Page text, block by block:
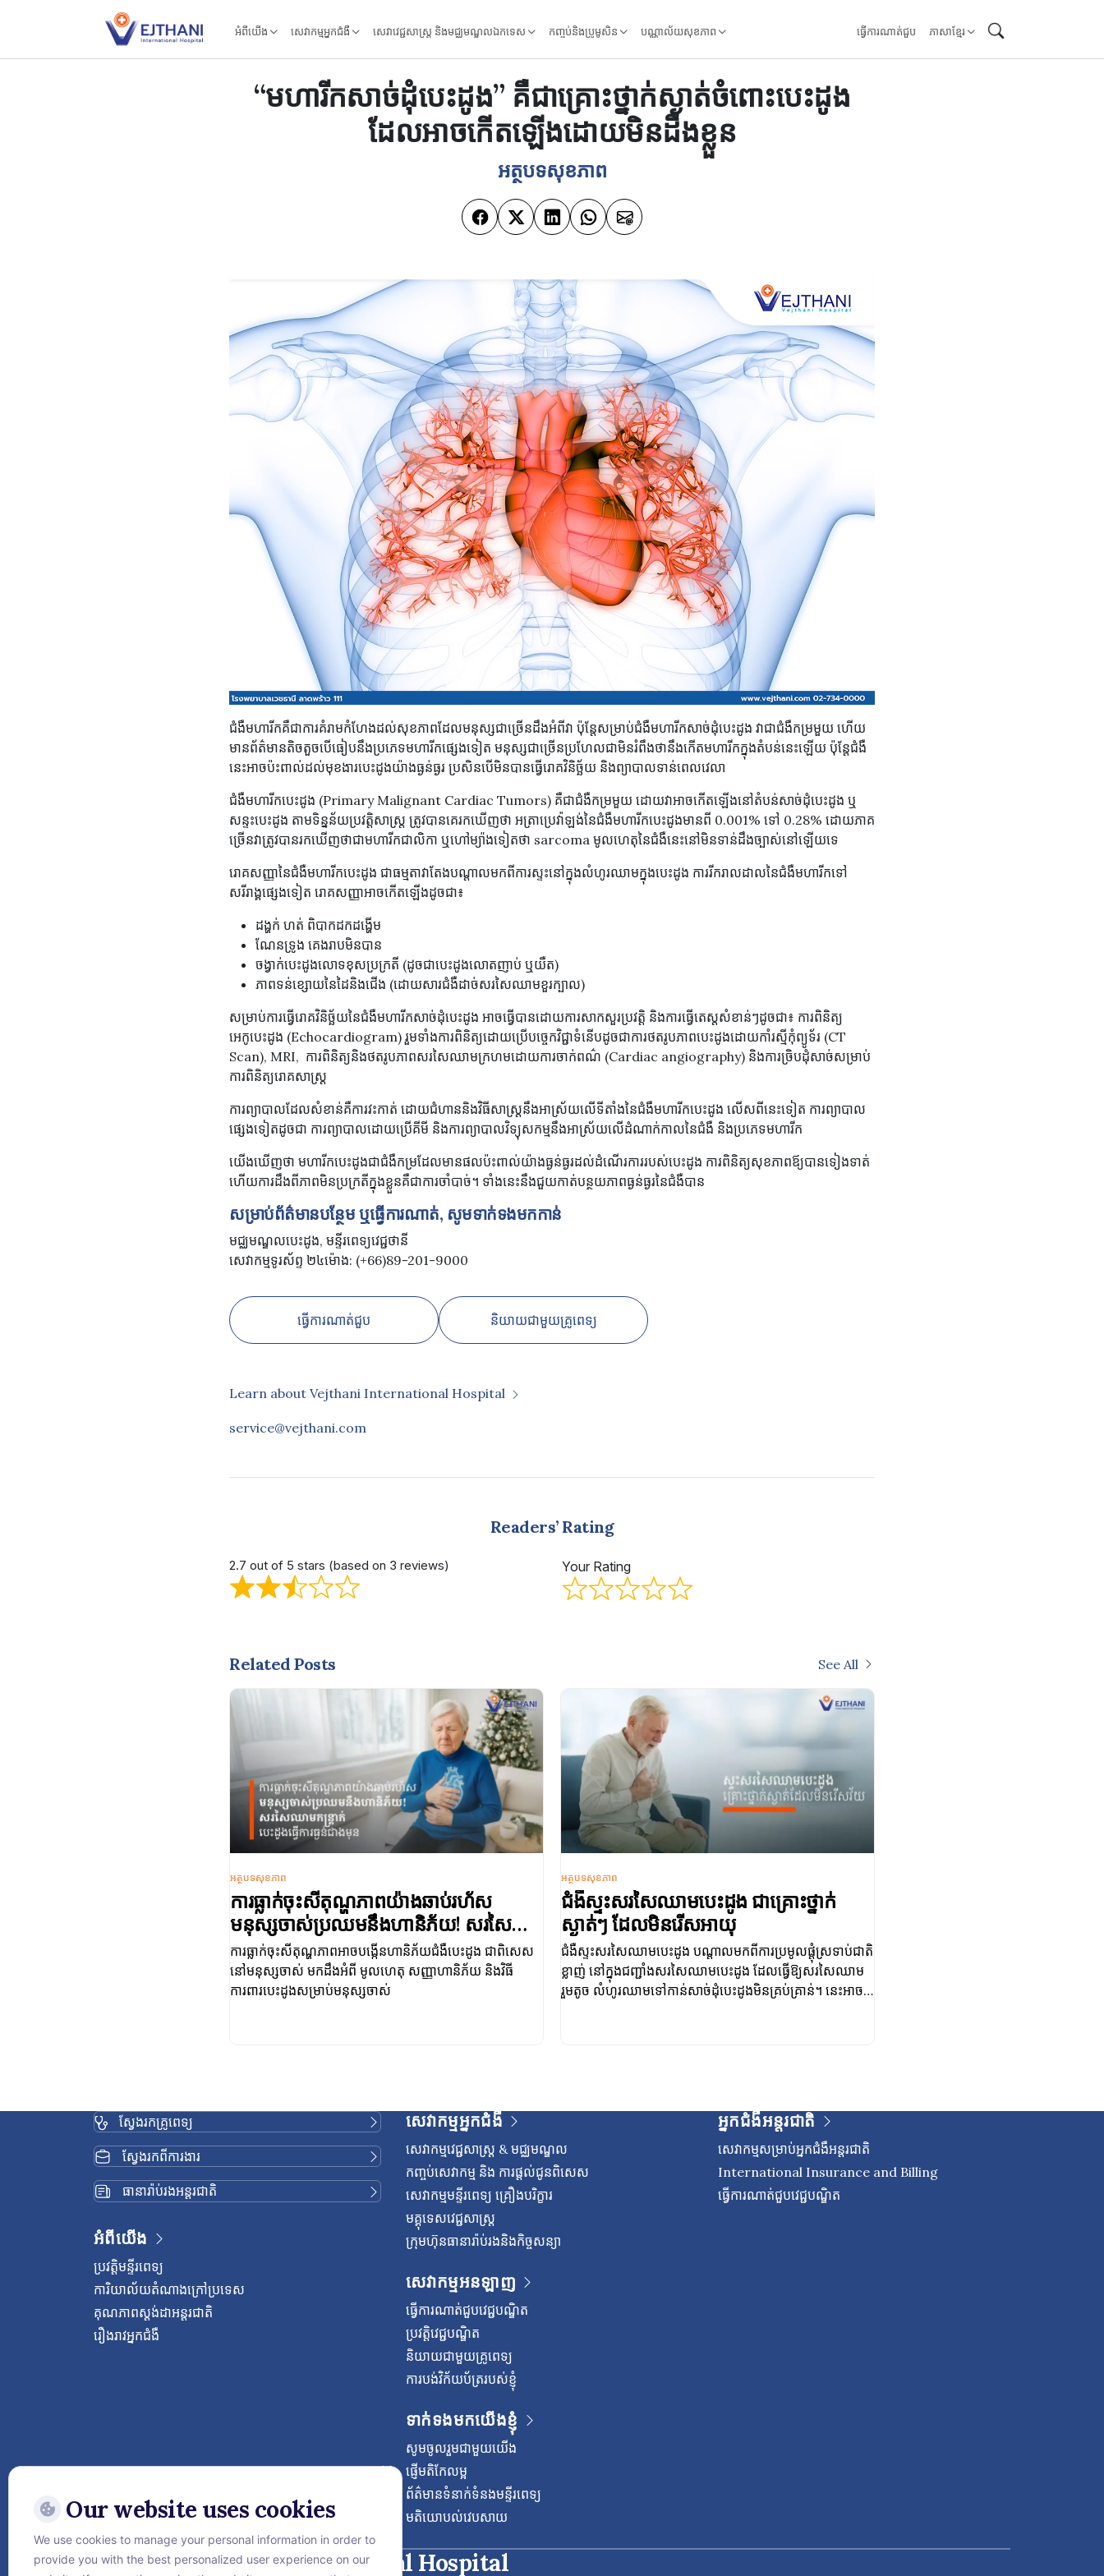
អំពីយើង សេវាកម្មអ្នកជំងឺ សេវាវេជ្ជសាស្ត្រ និងមជ្ឈមណ្ឌលឯកទេស កញ្ចប់និងប្រូមូសិន បណ្ណាល័យសុខភាព ធ្វើការណាត់ជួប ភាសាខ្មែរ
“មហារីកសាច់ដុំបេះដូង” គឺជាគ្រោះថ្នាក់ស្ងាត់ចំពោះបេះដូង
ដែលអាចកើតឡើងដោយមិនដឹងខ្លួន
អត្ថបទសុខភាព
ជំងឺមហារីកគឺជាការគំរាមកំហែងដល់សុខភាពដែលមនុស្សជាច្រើនដឹងអំពីវា ប៉ុន្តែសម្រាប់ជំងឺមហារីកសាច់ដុំបេះដូង វា​ជា​ជំងឺ​កម្រ​មួយ ហើយ​
មាន​ព័ត៌មាន​តិចតួច​បើ​ធៀប​នឹង​ប្រភេទ​មហារីក​ផ្សេង​ទៀត មនុស្ស​ជា​ច្រើន​ប្រហែល​ជា​មិន​រំពឹង​ថា​នឹង​កើត​មហារីក​ក្នុង​តំបន់​នេះ​ឡើយ ប៉ុន្តែ​ជំងឺ​
នេះ​អាច​ប៉ះពាល់​ដល់​មុខងារ​បេះដូង​យ៉ាង​ធ្ងន់ធ្ងរ ប្រសិនបើមិនបានធ្វើរោគវិនិច្ឆ័យ និងព្យាបាលទាន់ពេលវេលា
ជំងឺមហារីកបេះដូង (Primary Malignant Cardiac Tumors) គឺជាជំងឺកម្រមួយ ដោយវាអាចកើតឡើងនៅតំបន់សាច់ដុំបេះដូង ឬ
សន្ទះបេះដូង តាមទិន្នន័យប្រវត្តិសាស្ត្រ ត្រូវបានគេរកឃើញថា អត្រាប្រេវ៉ាឡង់នៃជំងឺមហារីកបេះដូងមានពី 0.001% ទៅ 0.28% ដោយភាគ
ច្រើនវាត្រូវបានរកឃើញថាជាមហារីកជាលិកា ឬហៅម្យ៉ាងទៀតថា sarcoma មូលហេតុនៃជំងឺនេះនៅមិនទាន់ដឹងច្បាស់នៅឡើយទេ
រោគសញ្ញានៃជំងឺមហារីកបេះដូង ជាធម្មតាវាតែងបណ្តាលមកពីការស្ទះនៅក្នុងលំហូរឈាមក្នុងបេះដូង ការរីករាលដាលនៃជំងឺមហារីកទៅ
សរីរាង្គផ្សេងទៀត រោគសញ្ញាអាចកើតឡើងដូចជា៖
ដង្ហក់ ហត់ ពិបាកដកដង្ហើម
ណែនទ្រូង គេងរាបមិនបាន
ចង្វាក់បេះដូងលោទខុសប្រក្រតី (ដូចជាបេះដូងលោតញាប់ ឬយឺត)
ភាពទន់ខ្សោយនៃដៃនិងជើង (ដោយសារជំងឺដាច់សរសៃឈាមខួរក្បាល)
សម្រាប់​ការ​ធ្វើ​រោគវិនិច្ឆ័យ​នៃ​ជំងឺ​មហារីក​សាច់ដុំ​បេះដូង ​អាច​ធ្វើ​បាន​ដោយ​ការ​សាកសួរ​ប្រវត្តិ និង​ការ​ធ្វើ​តេស្ដ​សំខាន់​ៗ​ដូច​ជា៖ ការពិនិត្យ
អេកូបេះដូង (Echocardiogram) រួមទាំងការពិនិត្យដោយប្រើបច្ចេកវិជ្ជាទំនើបដូចជាការថតរូបភាពបេះដូងដោយកាំរស្មីកុំព្យូទ័រ (CT
Scan), MRI, ការពិនិត្យនិងថតរូបភាពសរសៃឈាមក្រហមដោយការចាក់ពណ៌ (Cardiac angiography) និងការច្រិបដុំសាច់សម្រាប់
ការពិនិត្យរោគសាស្ត្រ
ការព្យាបាលដែលសំខាន់គឺការវះកាត់ ដោយជំហាននិងវិធីសាស្រ្តនឹងអាស្រ័យលើទីតាំងនៃជំងឺមហារីកបេះដូង លើសពីនេះទៀត ការព្យាបាល
ផ្សេងទៀតដូចជា ការព្យាបាលដោយប្រើគីមី និងការព្យាបាលវិទ្យុសកម្មនឹងអាស្រ័យលើដំណាក់កាលនៃជំងឺ និងប្រភេទមហារីក
យើង​​ឃើញ​ថា មហារីក​បេះដូង​ជា​ជំងឺ​កម្រ​ដែល​មាន​ផល​ប៉ះពាល់​យ៉ាង​ធ្ងន់ធ្ងរ​ដល់​ដំណើរការ​របស់​បេះដូង ការពិនិត្យសុខភាពឪ្យបានទៀងទាត់
ហើយ​ការ​ដឹង​ពី​ភាព​មិន​ប្រក្រតី​ក្នុង​ខ្លួន​គឺ​ជា​ការ​ចាំបាច់។ ទាំងនេះនឹងជួយកាត់បន្ថយភាពធ្ងន់ធ្ងរនៃជំងឺបាន
សម្រាប់ព័ត៌មានបន្ថែម ឬធ្វើការណាត់, សូមទាក់ទងមកកាន់
មជ្ឈមណ្ឌលបេះដូង, មន្ទីរពេទ្យវេជ្ជថានី
សេវាកម្មទូរស័ព្ទ ២៤ម៉ោង: (+66)89-201-9000
ធ្វើការណាត់ជួប និយាយជាមួយគ្រូពេទ្យ
Learn about Vejthani International Hospital
service@vejthani.com
Readers’ Rating
2.7 out of 5 stars (based on 3 reviews) Your Rating
Related Posts See All
ការធ្លាក់ចុះសីតុណ្ហភាពយ៉ាងឆាប់រហ័ស
មនុស្សចាស់ប្រឈមនឹងហានិភ័យ! សរសៃ
ឈាមកន្ត្រាក់
ការធ្លាក់ចុះសីតុណ្ហភាពអាចបង្កើនហានិភ័យជំងឺបេះដូង ជាពិសេស
នៅមនុស្សចាស់ មកដឹងអំពី មូលហេតុ សញ្ញាហានិភ័យ និងវិធី
ការពារបេះដូងសម្រាប់មនុស្សចាស់
អត្ថបទសុខភាព
ជំងឺស្ទះសរសៃឈាមបេះដូង ជាគ្រោះថ្នាក់
ស្ងាត់ៗ ដែលមិនរើសអាយុ
ជំងឺស្ទះសរសៃឈាមបេះដូង បណ្តាលមកពីការប្រមូលផ្តុំស្រទាប់ជាតិ
ខ្លាញ់ នៅក្នុងជញ្ជាំងសរសៃឈាមបេះដូង ដែលធ្វើឱ្យសរសៃឈាម
រួមតូច លំហូរឈាមទៅកាន់សាច់ដុំបេះដូងមិនគ្រប់គ្រាន់។ នេះអាច
អត្ថបទសុខភាព
ស្វែងរកគ្រូពេទ្យ
ស្វែងរកពីការងារ
ធានារ៉ាប់រងអន្តរជាតិ
អំពីយើង
ប្រវត្តិមន្ទីរពេទ្យ
ការិយាល័យតំណាងក្រៅប្រទេស
គុណភាពស្តង់ដាអន្តរជាតិ
រឿងរាវអ្នកជំងឺ
សេវាកម្មអ្នកជំងឺ
សេវាកម្មវេជ្ជសាស្រ្ត & មជ្ឈមណ្ឌល
កញ្ចប់សេវាកម្ម និង ការផ្តល់ជូនពិសេស
សេវាកម្មមន្ទីរពេទ្យ គ្រឿងបរិក្ខារ
មគ្គុទេសវេជ្ជសាស្ត្រ
ក្រុមហ៊ុនធានារ៉ាប់រងនិងកិច្ចសន្យា
សេវាកម្មអនឡាញ
ធ្វើការណាត់ជួបវេជ្ជបណ្ឌិត
ប្រវត្តិវេជ្ជបណ្ឌិត
និយាយជាមួយគ្រូពេទ្យ
ការបង់វិក័យប័ត្ររបស់ខ្ញុំ
ទាក់ទងមកយើងខ្ញុំ
សូមចូលរួមជាមួយយើង
ផ្ញើមតិកែលម្អ
ព័ត៌មានទំនាក់ទំនងមន្ទីរពេទ្យ
មតិយោបល់វេបសាយ
អ្នកជំងឺអន្តរជាតិ
សេវាកម្មសម្រាប់អ្នកជំងឺអន្តរជាតិ
International Insurance and Billing
ធ្វើការណាត់ជួបវេជ្ជបណ្ឌិត
Follow Vejthani International Hospital
Our website uses cookies
We use cookies to manage your personal information in order to
provide you with the best personalized user experience on our